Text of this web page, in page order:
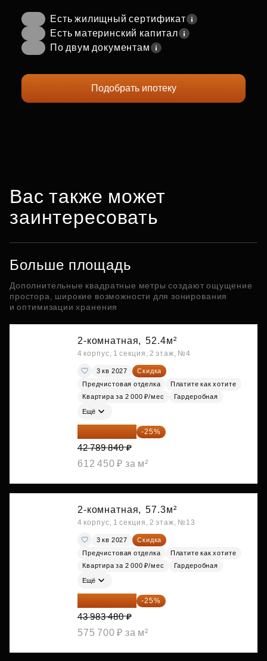
Есть жилищный сертификат
Есть материнский капитал
По двум документам
Подобрать ипотеку
Вас также может
заинтересовать
Больше площадь
Дополнительные квадратные метры создают ощущение
простора, широкие возможности для зонирования
и оптимизации хранения
2-комнатная, 52.4м²
4 корпус, 1 секция, 2 этаж, №4
3 кв 2027
Скидка
Предчистовая отделка
Платите как хотите
Квартира за 2 000 ₽/мес
Гардеробная
Ещё
32 092 380 ₽ -25%
42 789 840 ₽
612 450 ₽ за м²
2-комнатная, 57.3м²
4 корпус, 1 секция, 2 этаж, №13
3 кв 2027
Скидка
Предчистовая отделка
Платите как хотите
Квартира за 2 000 ₽/мес
Гардеробная
Ещё
32 987 610 ₽ -25%
43 983 480 ₽
575 700 ₽ за м²